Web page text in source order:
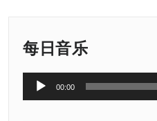
每日音乐
频
00:00